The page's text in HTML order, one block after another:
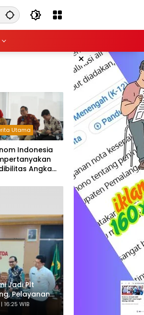
×
Utama
Indonesia
Angka
Tapi Rapuh
Jadi Plt
Pelayanan
Lancar
16:25 WIB